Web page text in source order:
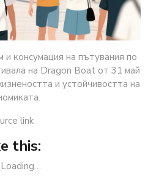
консумация на пътувания по
на Dragon Boat от 31 май
и устойчивостта на
link
this: